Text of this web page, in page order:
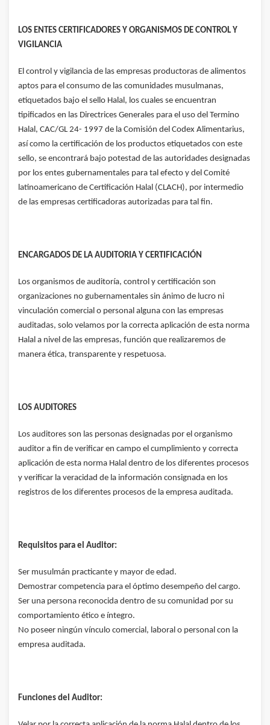
LOS ENTES CERTIFICADORES Y ORGANISMOS DE CONTROL Y
VIGILANCIA
El control y vigilancia de las empresas productoras de alimentos
aptos para el consumo de las comunidades musulmanas,
etiquetados bajo el sello Halal, los cuales se encuentran
tipificados en las Directrices Generales para el uso del Termino
Halal, CAC/GL 24- 1997 de la Comisión del Codex Alimentarius,
así como la certificación de los productos etiquetados con este
sello, se encontrará bajo potestad de las autoridades designadas
por los entes gubernamentales para tal efecto y del Comité
latinoamericano de Certificación Halal (CLACH), por intermedio
de las empresas certificadoras autorizadas para tal fin.
ENCARGADOS DE LA AUDITORIA Y CERTIFICACIÓN
Los organismos de auditoría, control y certificación son
organizaciones no gubernamentales sin ánimo de lucro ni
vinculación comercial o personal alguna con las empresas
auditadas, solo velamos por la correcta aplicación de esta norma
Halal a nivel de las empresas, función que realizaremos de
manera ética, transparente y respetuosa.
LOS AUDITORES
Los auditores son las personas designadas por el organismo
auditor a fin de verificar en campo el cumplimiento y correcta
aplicación de esta norma Halal dentro de los diferentes procesos
y verificar la veracidad de la información consignada en los
registros de los diferentes procesos de la empresa auditada.
Requisitos para el Auditor:
Ser musulmán practicante y mayor de edad.
Demostrar competencia para el óptimo desempeño del cargo.
Ser una persona reconocida dentro de su comunidad por su
comportamiento ético e íntegro.
No poseer ningún vínculo comercial, laboral o personal con la
empresa auditada.
Funciones del Auditor: